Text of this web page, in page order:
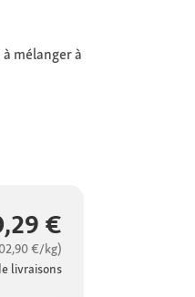
mélanger à
€
€/kg)
livraisons